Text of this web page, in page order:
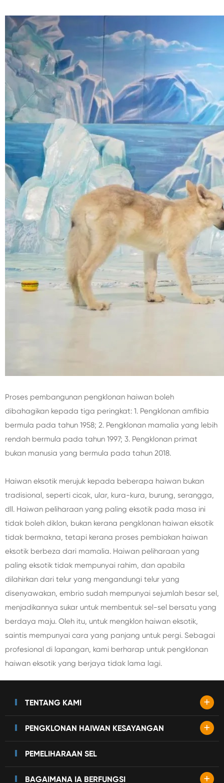
Proses pembangunan pengklonan haiwan boleh
dibahagikan kepada tiga peringkat: 1. Pengklonan amfibia
bermula pada tahun 1958; 2. Pengklonan mamalia yang lebih
rendah bermula pada tahun 1997; 3. Pengklonan primat
bukan manusia yang bermula pada tahun 2018.
Haiwan eksotik merujuk kepada beberapa haiwan bukan
tradisional, seperti cicak, ular, kura-kura, burung, serangga,
dll. Haiwan peliharaan yang paling eksotik pada masa ini
tidak boleh diklon, bukan kerana pengklonan haiwan eksotik
tidak bermakna, tetapi kerana proses pembiakan haiwan
eksotik berbeza dari mamalia. Haiwan peliharaan yang
paling eksotik tidak mempunyai rahim, dan apabila
dilahirkan dari telur yang mengandungi telur yang
disenyawakan, embrio sudah mempunyai sejumlah besar sel,
menjadikannya sukar untuk membentuk sel-sel bersatu yang
berdaya maju. Oleh itu, untuk mengklon haiwan eksotik,
saintis mempunyai cara yang panjang untuk pergi. Sebagai
profesional di lapangan, kami berharap untuk pengklonan
haiwan eksotik yang berjaya tidak lama lagi.
TENTANG KAMI +
PENGKLONAN HAIWAN KESAYANGAN +
PEMELIHARAAN SEL
BAGAIMANA IA BERFUNGSI +